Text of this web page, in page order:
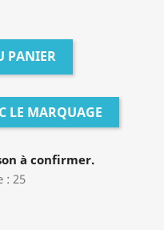
PANIER
LE MARQUAGE
à confirmer.
: 25